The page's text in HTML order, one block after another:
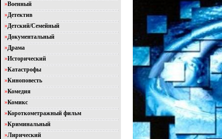
»Военный
»Детектив
»Детский/Семейный
»Документальный
»Драма
»Исторический
»Катастрофы
»Киноповесть
»Комедия
»Комикс
»Короткометражный фильм
»Криминальный
»Лирический